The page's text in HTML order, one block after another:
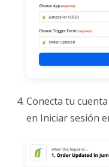
Conecta tu
en Iniciar sesión